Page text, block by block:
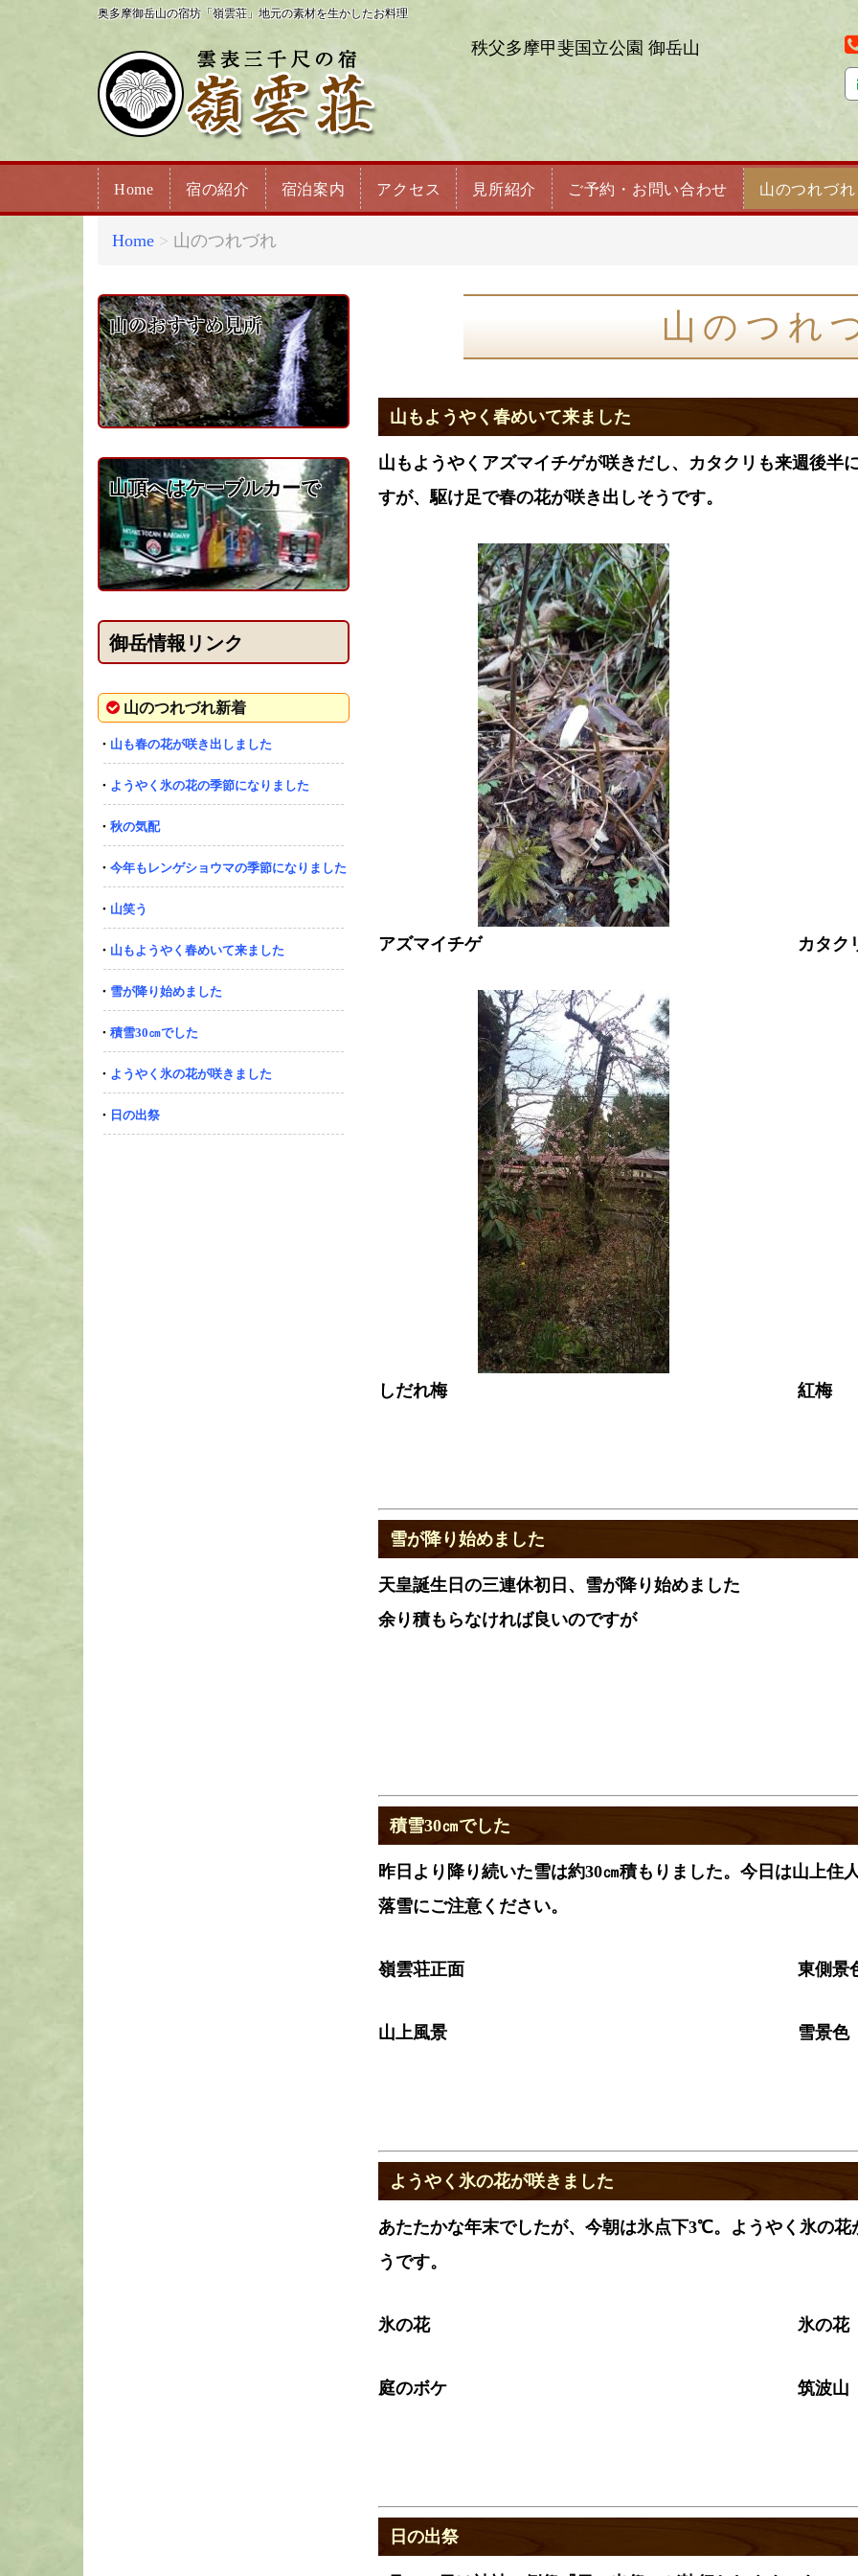
奥多摩御岳山の宿坊「嶺雲荘」地元の素材を生かしたお料理
秩父多摩甲斐国立公園 御岳山
Home 宿の紹介 宿泊案内 アクセス 見所紹介 ご予約・お問い合わせ 山のつれづれ
Home 山のつれづれ
山のつれ
山もようやく春めいて来ました
山もようやくアズマイチゲが咲きだし、カタクリも来週後半
すが、駆け足で春の花が咲き出しそうです。
アズマイチゲ カタク
しだれ梅 紅梅
雪が降り始めました
天皇誕生日の三連休初日、雪が降り始めました
余り積もらなければ良いのですが
積雪30㎝でした
昨日より降り続いた雪は約30㎝積もりました。今日は山上住
落雪にご注意ください。
嶺雲荘正面 東側景
山上風景 雪景色
ようやく氷の花が咲きました
あたたかな年末でしたが、今朝は氷点下3℃。ようやく氷の
うです。
氷の花 氷の花
庭のボケ 筑波山
日の出祭
山のおすすめ見所
山頂へはケーブルカーで
御岳情報リンク
山のつれづれ新着
・ 山も春の花が咲き出しました
・ ようやく氷の花の季節になりました
・ 秋の気配
・ 今年もレンゲショウマの季節になりました
・ 山笑う
・ 山もようやく春めいて来ました
・ 雪が降り始めました
・ 積雪30㎝でした
・ ようやく氷の花が咲きました
・ 日の出祭